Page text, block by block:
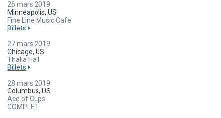
26 mars 2019
Minneapolis, US
Fine Line Music Cafe
Billets
27 mars 2019
Chicago, US
Thalia Hall
Billets
28 mars 2019
Columbus, US
Ace of Cups
COMPLET